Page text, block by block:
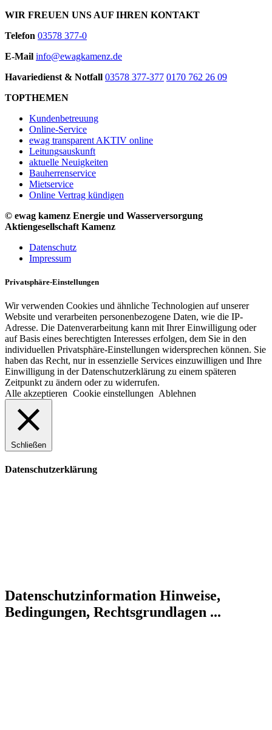
WIR FREUEN UNS AUF IHREN KONTAKT
Telefon 03578 377-0
E-Mail info@ewagkamenz.de
Havariedienst & Notfall 03578 377-377 0170 762 26 09
TOPTHEMEN
Kundenbetreuung
Online-Service
ewag transparent AKTIV online
Leitungsauskunft
aktuelle Neuigkeiten
Bauherrenservice
Mietservice
Online Vertrag kündigen
© ewag kamenz Energie und Wasserversorgung
Aktiengesellschaft Kamenz
Datenschutz
Impressum
Privatsphäre-Einstellungen
Wir verwenden Cookies und ähnliche Technologien auf unserer
Website und verarbeiten personenbezogene Daten, wie die IP-
Adresse. Die Datenverarbeitung kann mit Ihrer Einwilligung oder
auf Basis eines berechtigten Interesses erfolgen, dem Sie in den
individuellen Privatsphäre-Einstellungen widersprechen können. Sie
haben das Recht, nur in essenzielle Services einzuwilligen und Ihre
Einwilligung in der Datenschutzerklärung zu einem späteren
Zeitpunkt zu ändern oder zu widerrufen.
Alle akzeptieren Cookie einstellungen Ablehnen
Schließen
Datenschutzerklärung
Datenschutzinformation Hinweise,
Bedingungen, Rechtsgrundlagen ...